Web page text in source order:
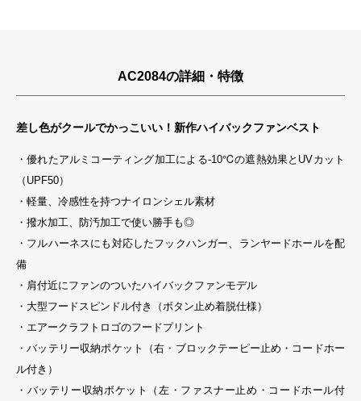
AC2084の詳細・特徴
差し色がクールでかっこいい！新作ハイバックファンベスト
・優れたアルミコーティング加工による-10℃の遮熱効果とUVカット
（UPF50）
・軽量、冷感性を持つナイロンシェル素材
・撥水加工、防汚加工で使い勝手も◎
・フルハーネスにも対応したフックハンガー、ランヤードホールを配
備
・肩付近にファンのついたハイバックファンモデル
・大型フードスピンドル付き（ボタン止め着脱仕様）
・エアークラフトロゴのフードプリント
・バッテリー収納ポケット（右・ブロックテーピー止め・コードホー
ル付き）
・バッテリー収納ポケット（左・ファスナー止め・コードホール付